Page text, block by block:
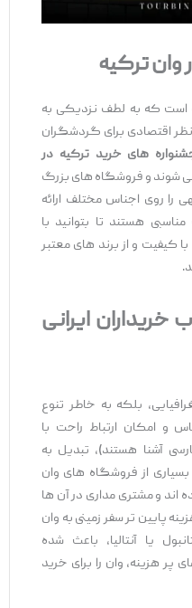
ترکیه
که به ‌لطف نزدیکی به
اقتصادی برای گردشگران
‌های خرید ترکیه در
‌شوند و فروشگاه‌ های بزرگ
روی اجناس مختلف ارائه
هستند تا بتوانید با
کیفیت و از برند های معتبر
ایرانی
بلکه به‌ خاطر تنوع
امکان ارتباط راحت با
آشنا هستند)، تبدیل به
از فروشگاه ‌های وان
‌اند و مشتری‌ مداری در آن‌ ها
پایین ‌تر سفر زمینی به وان
یا آنتالیا، باعث شده
هزینه، وان را برای خرید